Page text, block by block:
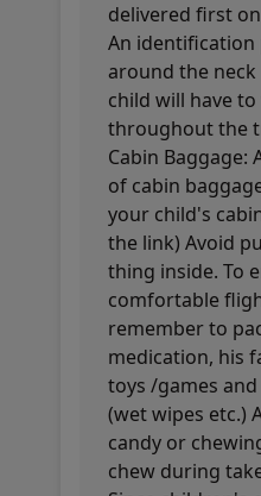
delivered first
An identification
around the
child will have
throughout the
Cabin Baggage:
of cabin
your child's
the link) Avoid
thing inside. To
comfortable
remember to
medication, his
toys /games
(wet wipes etc.)
candy or
chew during